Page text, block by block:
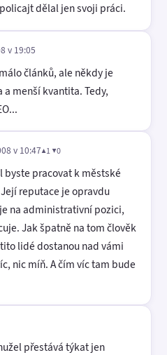
dělal jen svoji práci.
v 19:05
článků, ale někdy je
menší kvantita. Tedy,
v 10:47▲1 ▼0
byste pracovat k městské
reputace je opravdu
na administrativní pozici,
Jak špatně na tom člověk
lidé dostanou nad vámi
nic míň. A čím víc tam bude
přestává týkat jen